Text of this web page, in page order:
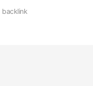
backlink